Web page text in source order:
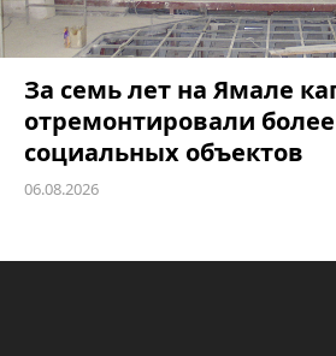
За семь лет на Ямале
отремонтировали более
социальных объектов
06.08.2026